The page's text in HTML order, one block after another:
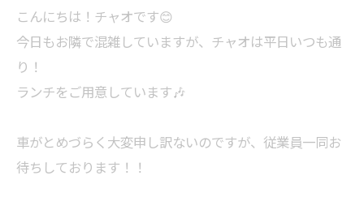
⁡こんにちは！チャオです😊⁡
⁡今日もお隣で混雑していますが、チャオは平日いつも通
り！⁡
⁡ランチをご用意しています🎶⁡
⁡車がとめづらく大変申し訳ないのですが、従業員一同お
待ちしております！！⁡